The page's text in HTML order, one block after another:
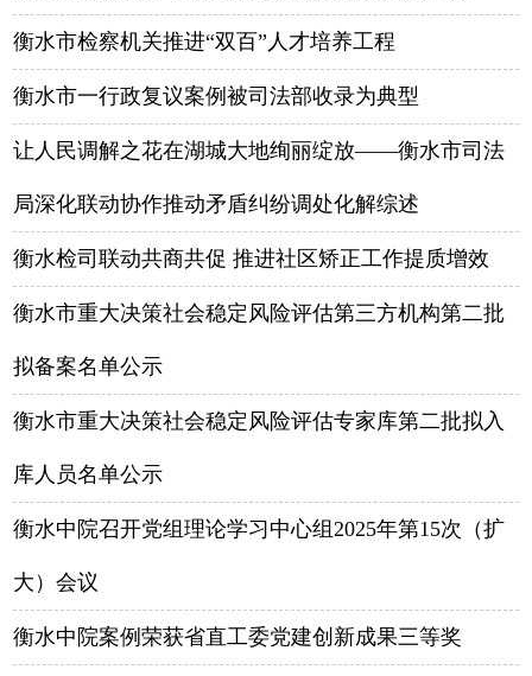
衡水市检察机关推进“双百”人才培养工程
衡水市一行政复议案例被司法部收录为典型
让人民调解之花在湖城大地绚丽绽放——衡水市司法
局深化联动协作推动矛盾纠纷调处化解综述
衡水检司联动共商共促 推进社区矫正工作提质增效
衡水市重大决策社会稳定风险评估第三方机构第二批
拟备案名单公示
衡水市重大决策社会稳定风险评估专家库第二批拟入
库人员名单公示
衡水中院召开党组理论学习中心组2025年第15次（扩
大）会议
衡水中院案例荣获省直工委党建创新成果三等奖